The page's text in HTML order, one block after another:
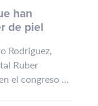
han
de piel
Rodriguez,
Ruber
el congreso de